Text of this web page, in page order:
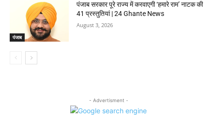
पंजाब
पंजाब सरकार पूरे राज्य में करवाएगी ‘हमारे राम’ नाटक की
41 प्रस्तुतियां | 24 Ghante News
August 3, 2026
- Advertisment -